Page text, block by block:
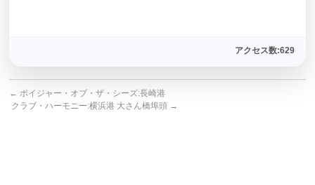
アクセス数:629
← ボイジャー・オブ・ザ・シーズ:長崎港
クラブ・ハーモニー:横浜港 大さん橋埠頭 →